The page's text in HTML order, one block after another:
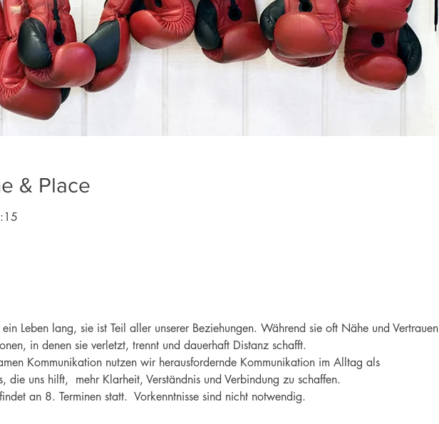
& Place
Leben lang, sie ist Teil aller unserer Beziehungen. Während sie oft Nähe und Vertrauen
in denen sie verletzt, trennt und dauerhaft Distanz schafft.
Kommunikation nutzen wir herausfordernde Kommunikation im Alltag als
die uns hilft,  mehr Klarheit, Verständnis und Verbindung zu schaffen.
an 8. Terminen statt.  Vorkenntnisse sind nicht notwendig.